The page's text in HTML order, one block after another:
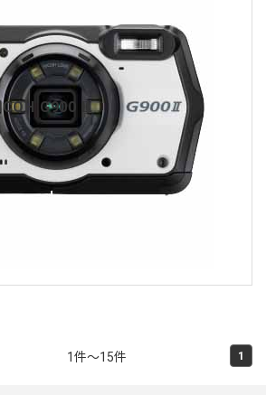
G900 II
1件～15件 1